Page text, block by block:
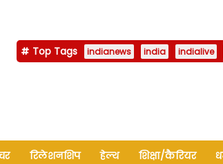
Top Tags indianews india indialive
रिलेशनशिप हेल्थ शिक्षा/कैरियर